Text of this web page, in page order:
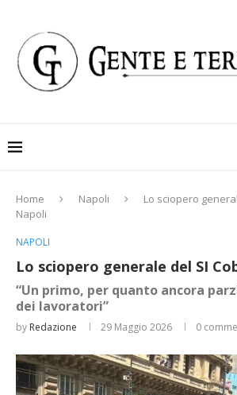
Home Napoli
Lo sciopero
Napoli
NAPOLI
Lo sciopero generale del SI
“Un primo, per quanto ancora
dei lavoratori”
by Redazione 29 Maggio 2026 0